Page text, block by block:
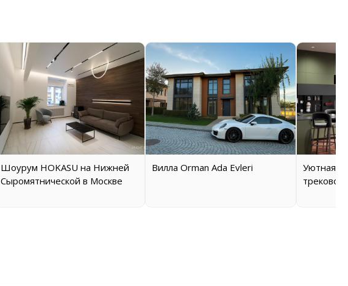
Шоурум HOKASU на Нижней
Сыромятнической в Москве
Вилла Orman Ada Evleri
Уютная
трековой